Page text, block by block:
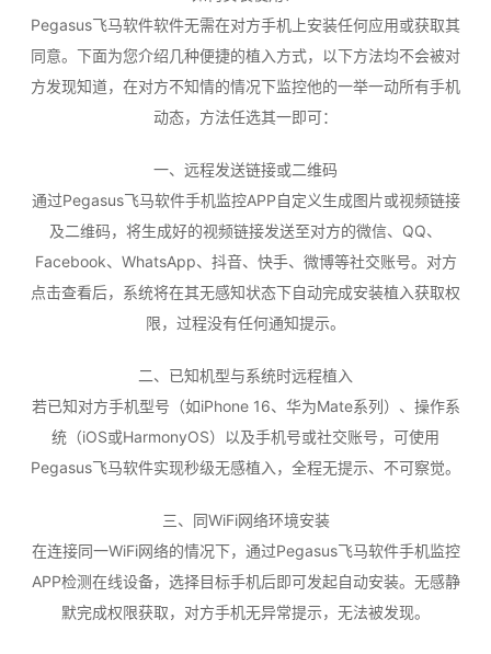
Pegasus飞马软件软件无需在对方手机上安装任何应用或获取其
同意。下面为您介绍几种便捷的植入方式，以下方法均不会被对
方发现知道，在对方不知情的情况下监控他的一举一动所有手机
动态，方法任选其一即可：
一、远程发送链接或二维码
通过Pegasus飞马软件手机监控APP自定义生成图片或视频链接
及二维码，将生成好的视频链接发送至对方的微信、QQ、
Facebook、WhatsApp、抖音、快手、微博等社交账号。对方
点击查看后，系统将在其无感知状态下自动完成安装植入获取权
限，过程没有任何通知提示。
二、已知机型与系统时远程植入
若已知对方手机型号（如iPhone 16、华为Mate系列）、操作系
统（iOS或HarmonyOS）以及手机号或社交账号，可使用
Pegasus飞马软件实现秒级无感植入，全程无提示、不可察觉。
三、同WiFi网络环境安装
在连接同一WiFi网络的情况下，通过Pegasus飞马软件手机监控
APP检测在线设备，选择目标手机后即可发起自动安装。无感静
默完成权限获取，对方手机无异常提示，无法被发现。